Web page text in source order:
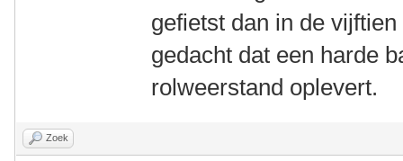
gefietst dan in de
gedacht dat een harde
rolweerstand oplevert.
Zoek